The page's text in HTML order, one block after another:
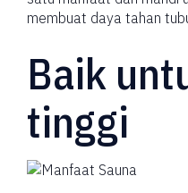
membuat daya tahan
Baik
tinggi